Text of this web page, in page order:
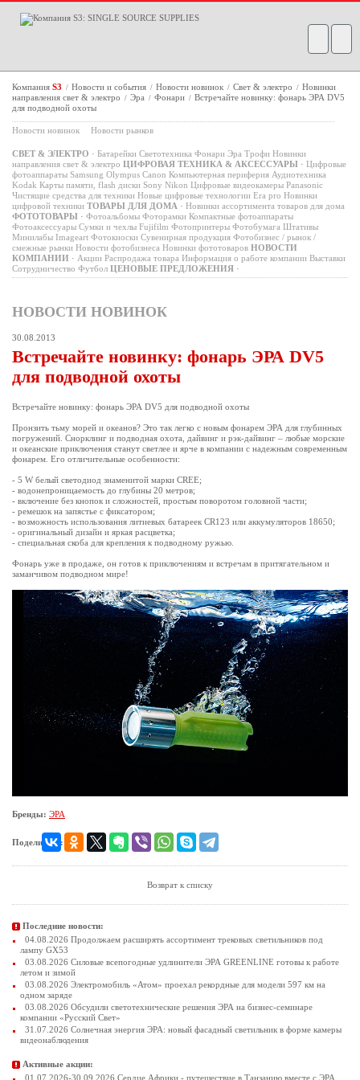
Компания S3 / Новости и события / Новости новинок / Свет & электро / Новинки
направления свет & электро / Эра / Фонари / Встречайте новинку: фонарь ЭРА DV5
для подводной охоты
Новости новинок Новости рынков
СВЕТ & ЭЛЕКТРО · Батарейки Светотехника Фонари Эра Трофи Новинки
направления свет & электро ЦИФРОВАЯ ТЕХНИКА & АКСЕССУАРЫ · Цифровые
фотоаппараты Samsung Olympus Canon Компьютерная периферия Аудиотехника
Kodak Карты памяти, flash диски Sony Nikon Цифровые видеокамеры Panasonic
Чистящие средства для техники Новые цифровые технологии Era pro Новинки
цифровой техники ТОВАРЫ ДЛЯ ДОМА · Новинки ассортимента товаров для дома
ФОТОТОВАРЫ · Фотоальбомы Фоторамки Компактные фотоаппараты
Фотоаксессуары Сумки и чехлы Fujifilm Фотопринтеры Фотобумага Штативы
Минилабы Imageart Фотокиоски Сувенирная продукция Фотобизнес / рынок /
смежные рынки Новости фотобизнеса Новинки фототоваров НОВОСТИ
КОМПАНИИ · Акции Распродажа товара Информация о работе компании Выставки
Сотрудничество Футбол ЦЕНОВЫЕ ПРЕДЛОЖЕНИЯ ·
НОВОСТИ НОВИНОК
30.08.2013
Встречайте новинку: фонарь ЭРА DV5
для подводной охоты
Встречайте новинку: фонарь ЭРА DV5 для подводной охоты
Пронзить тьму морей и океанов? Это так легко с новым фонарем ЭРА для глубинных
погружений. Снорклинг и подводная охота, дайвинг и рэк-дайвинг – любые морские
и океанские приключения станут светлее и ярче в компании с надежным современным
фонарем. Его отличительные особенности:
- 5 W белый светодиод знаменитой марки CREE;
- водонепроницаемость до глубины 20 метров;
- включение без кнопок и сложностей, простым поворотом головной части;
- ремешок на запястье с фиксатором;
- возможность использования литиевых батареек CR123 или аккумуляторов 18650;
- оригинальный дизайн и яркая расцветка;
- специальная скоба для крепления к подводному ружью.
Фонарь уже в продаже, он готов к приключениям и встречам в притягательном и
заманчивом подводном мире!
Бренды: ЭРА
Поделиться:
Возврат к списку
Последние новости:
04.08.2026 Продолжаем расширять ассортимент трековых светильников под
лампу GX53
03.08.2026 Силовые всепогодные удлинители ЭРА GREENLINE готовы к работе
летом и зимой
03.08.2026 Электромобиль «Атом» проехал рекордные для модели 597 км на
одном заряде
03.08.2026 Обсудили светотехнические решения ЭРА на бизнес-семинаре
компании «Русский Свет»
31.07.2026 Солнечная энергия ЭРА: новый фасадный светильник в форме камеры
видеонаблюдения
Активные акции:
01.07.2026-30.09.2026 Сердце Африки - путешествие в Танзанию вместе с ЭРА